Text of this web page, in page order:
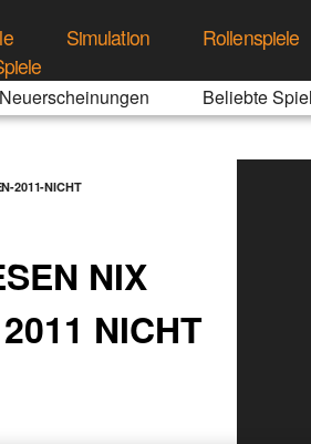
Simulation Rollenspiele
Neuerscheinungen Beliebte
2011-NICHT
NIX G
NICHT Ü